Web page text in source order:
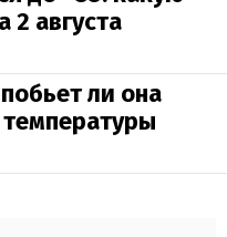
2 августа
ли она